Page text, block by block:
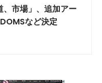
市場」、追加アー
など決定